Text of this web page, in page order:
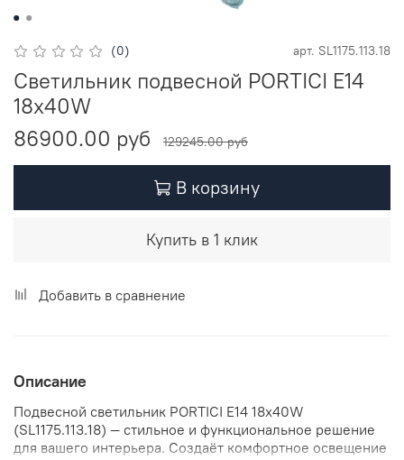
(0) арт. SL1175.113.18
Светильник подвесной PORTICI E14
18х40W
86900.00 руб
129245.00 руб
В корзину
Купить в 1 клик
Добавить в сравнение
Описание
Подвесной светильник PORTICI E14 18х40W
(SL1175.113.18) — стильное и функциональное решение
для вашего интерьера. Создаёт комфортное освещение